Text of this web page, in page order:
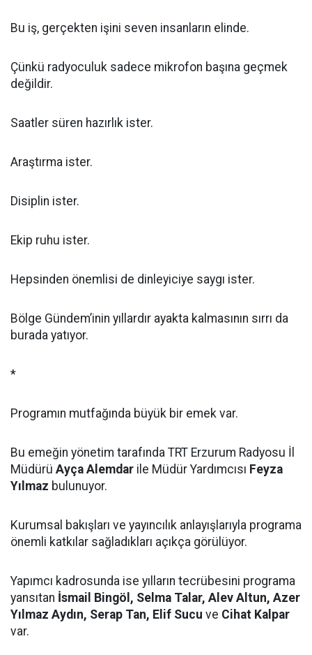
Bu iş, gerçekten işini seven insanların elinde.
Çünkü radyoculuk sadece mikrofon başına geçmek
değildir.
Saatler süren hazırlık ister.
Araştırma ister.
Disiplin ister.
Ekip ruhu ister.
Hepsinden önemlisi de dinleyiciye saygı ister.
Bölge Gündem’inin yıllardır ayakta kalmasının sırrı da
burada yatıyor.
*
Programın mutfağında büyük bir emek var.
Bu emeğin yönetim tarafında TRT Erzurum Radyosu İl
Müdürü Ayça Alemdar ile Müdür Yardımcısı Feyza
Yılmaz bulunuyor.
Kurumsal bakışları ve yayıncılık anlayışlarıyla programa
önemli katkılar sağladıkları açıkça görülüyor.
Yapımcı kadrosunda ise yılların tecrübesini programa
yansıtan İsmail Bingöl, Selma Talar, Alev Altun, Azer
Yılmaz Aydın, Serap Tan, Elif Sucu ve Cihat Kalpar
var.